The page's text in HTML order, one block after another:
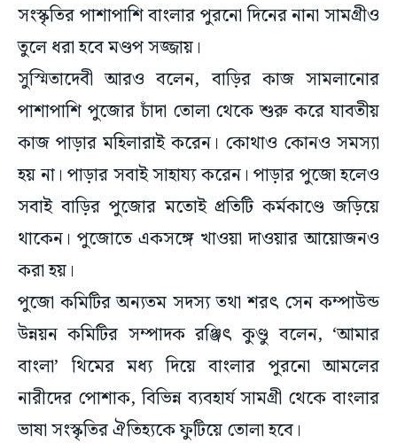
সংস্কৃতির পাশাপাশি বাংলার পুরনো দিনের নানা সামগ্রীও
তুলে ধরা হবে মণ্ডপ সজ্জায়।
সুস্মিতাদেবী আরও বলেন, বাড়ির কাজ সামলানোর
পাশাপাশি পুজোর চাঁদা তোলা থেকে শুরু করে যাবতীয়
কাজ পাড়ার মহিলারাই করেন। কোথাও কোনও সমস্যা
হয় না। পাড়ার সবাই সাহায্য করেন। পাড়ার পুজো হলেও
সবাই বাড়ির পুজোর মতোই প্রতিটি কর্মকাণ্ডে জড়িয়ে
থাকেন। পুজোতে একসঙ্গে খাওয়া দাওয়ার আয়োজনও
করা হয়।
পুজো কমিটির অন্যতম সদস্য তথা শরৎ সেন কম্পাউন্ড
উন্নয়ন কমিটির সম্পাদক রঞ্জিৎ কুণ্ডু বলেন, ‘আমার
বাংলা’ থিমের মধ্য দিয়ে বাংলার পুরনো আমলের
নারীদের পোশাক, বিভিন্ন ব্যবহার্য সামগ্রী থেকে বাংলার
ভাষা সংস্কৃতির ঐতিহ্যকে ফুটিয়ে তোলা হবে।